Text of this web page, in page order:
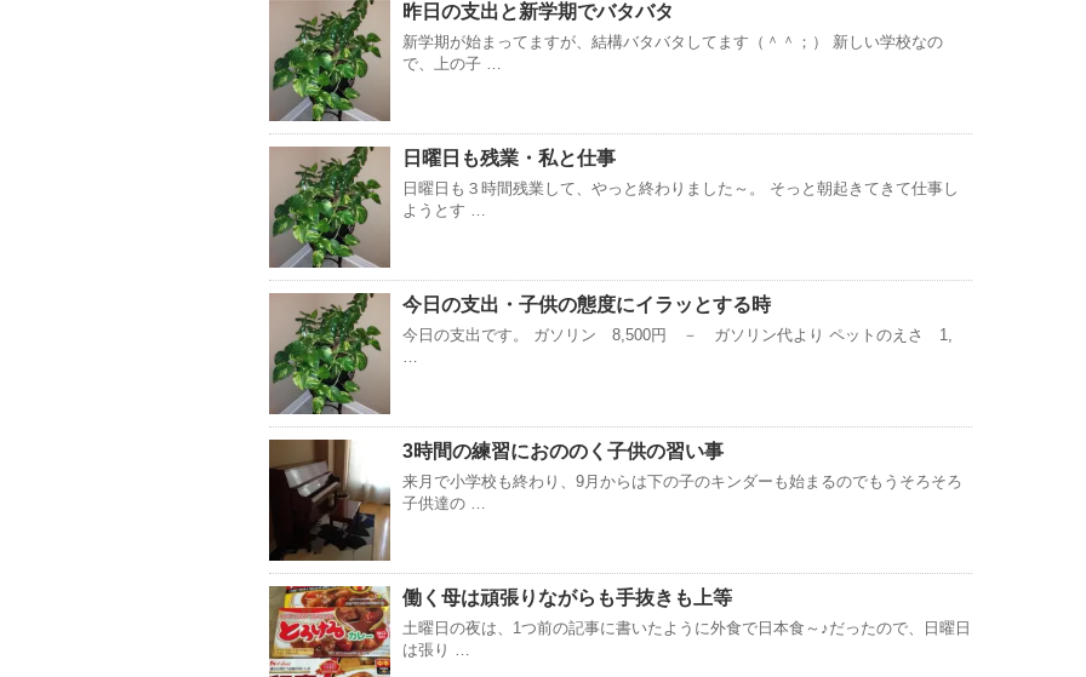
昨日の支出と新学期でバタバタ
新学期が始まってますが、結構バタバタしてます（＾＾；） 新しい学校なの
で、上の子 …
日曜日も残業・私と仕事
日曜日も３時間残業して、やっと終わりました～。 そっと朝起きてきて仕事し
ようとす …
今日の支出・子供の態度にイラッとする時
今日の支出です。 ガソリン 8,500円 － ガソリン代より ペットのえさ 1,
…
3時間の練習におののく子供の習い事
来月で小学校も終わり、9月からは下の子のキンダーも始まるのでもうそろそろ
子供達の …
働く母は頑張りながらも手抜きも上等
土曜日の夜は、1つ前の記事に書いたように外食で日本食～♪だったので、日曜日
は張り …